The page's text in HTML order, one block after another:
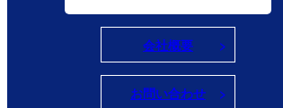
会社概要
お問い合わせ